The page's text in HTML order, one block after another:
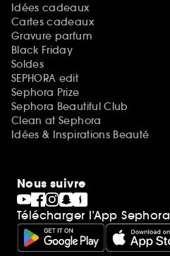
Idées cadeaux
Cartes cadeaux
Gravure parfum
Black Friday
Soldes
SEPHORA edit
Sephora Prize
Sephora Beautiful Club
Clean at Sephora
Idées & Inspirations Beauté
Nous suivre
Télécharger l’App Sephora